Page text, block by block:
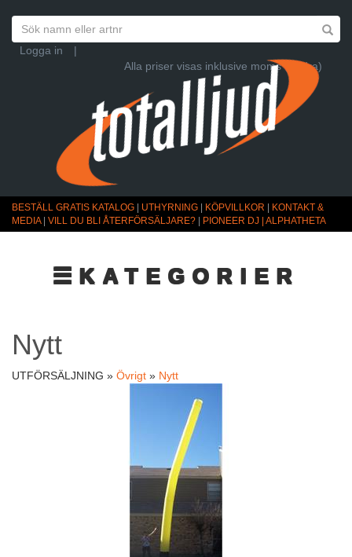
Logga in
|
Alla priser visas inklusive moms (Ändra)
BESTÄLL GRATIS KATALOG UTHYRNING KÖPVILLKOR
KONTAKT &
MEDIA| VILL DU BLI ÅTERFÖRSÄLJARE? PIONEER DJ | ALPHATHETA
☰KATEGORIER
Nytt
UTFÖRSÄLJNING » Övrigt » Nytt